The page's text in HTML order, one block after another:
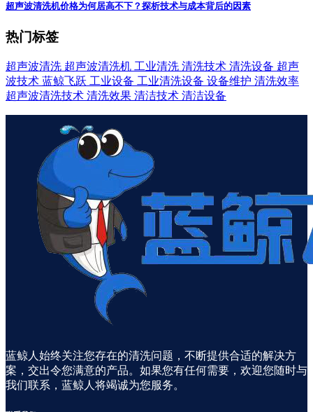
超声波清洗机价格为何居高不下？探析技术与成本背后的因素
热门标签
超声波清洗 超声波清洗机 工业清洗 清洗技术 清洗设备 超声
波技术 蓝鲸飞跃 工业设备 工业清洗设备 设备维护 清洗效率
超声波清洗技术 清洗效果 清洁技术 清洁设备
蓝鲸人始终关注您存在的清洗问题，不断提供合适的解决方
案，交出令您满意的产品。如果您有任何需要，欢迎您随时与
我们联系，蓝鲸人将竭诚为您服务。